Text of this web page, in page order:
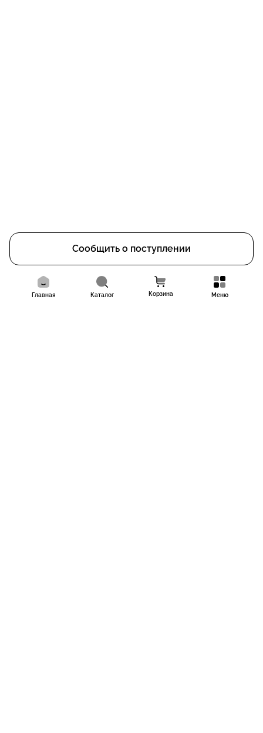
Сообщить о поступлении
Главная Каталог Корзина Меню